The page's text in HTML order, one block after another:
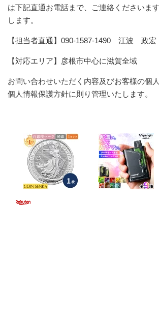
は下記直通お電話まで、ご連絡くださいま
します。
【担当者直通】090-1587-1490 江波 政宏
【対応エリア】彦根市中心に滋賀全域
お問い合わせいただく内容及びお客様の個
個人情報保護方針に則り管理いたします。